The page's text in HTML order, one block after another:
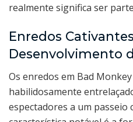
realmente significa ser
Enredos
Desenvolvimento
Os enredos em Bad
habilidosamente
espectadores a um passeio